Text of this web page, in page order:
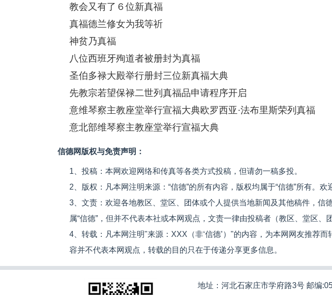
教会又有了６位新真福
真福德兰修女为我等祈
神贫乃真福
八位西班牙殉道者被册封为真福
圣伯多禄大殿举行册封三位新真福大典
先教宗若望保禄二世列真福品申请程序开启
意维琴察主教座堂举行宣福大典欧罗西亚·法布里斯荣列真福
意北部维琴察主教座堂举行宣福大典
信德网版权与免责声明：
1、投稿：本网欢迎网络和传真等各类方式投稿，但请勿一稿多投。
2、版权：凡本网注明来源：“信德”的所有内容，版权均属于“信德”所有。欢
3、文责：欢迎各地教区、堂区、团体或个人提供当地新闻及其他稿件，信
属“信德”，但并不代表本社或本网观点，文责一律由投稿者（教区、堂区、
4、转载：凡本网注明"来源：XXX（非‘信德’）"的内容，为本网网友推荐而
容并不代表本网观点，转载的目的只在于传递分享更多信息。
地址：河北石家庄市学府路3号 邮编